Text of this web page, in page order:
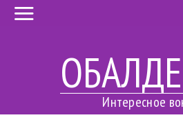
Интересное